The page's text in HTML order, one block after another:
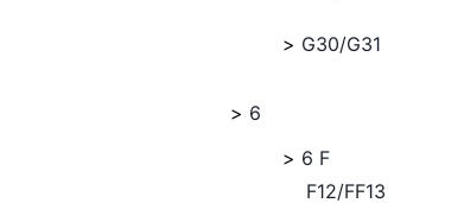
G30/G31
6
6 F
F12/FF13